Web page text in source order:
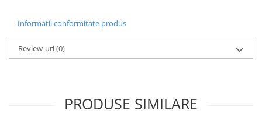
Informatii conformitate produs
Review-uri(0)
PRODUSE SIMILARE